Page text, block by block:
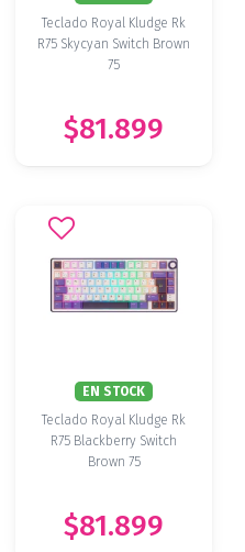
Teclado Royal Kludge Rk
R75 Skycyan Switch Brown
75
$81.899
EN STOCK
Teclado Royal Kludge Rk
R75 Blackberry Switch
Brown 75
$81.899